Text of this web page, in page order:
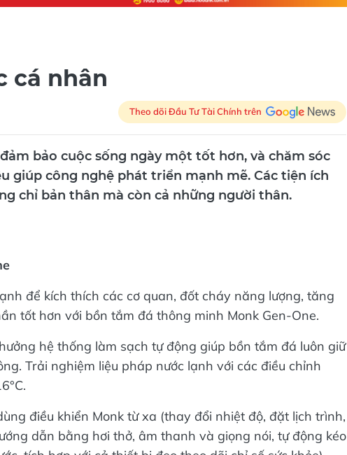
cá nhân
Theo dõi Đầu Tư Tài Chính trên
bảo cuộc sống ngày một tốt hơn, và chăm sóc
giúp công nghệ phát triển mạnh mẽ. Các tiện ích
chỉ bản thân mà còn cả những người thân.
để kích thích các cơ quan, đốt cháy năng lượng, tăng
tốt hơn với bồn tắm đá thông minh Monk Gen-One.
hệ thống làm sạch tự động giúp bồn tắm đá luôn giữ
Trải nghiệm liệu pháp nước lạnh với các điều chỉnh
điều khiển Monk từ xa (thay đổi nhiệt độ, đặt lịch trình,
dẫn bằng hơi thở, âm thanh và giọng nói, tự động kéo